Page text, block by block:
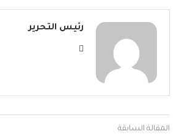
رئيس التحرير
المقالة السابقة